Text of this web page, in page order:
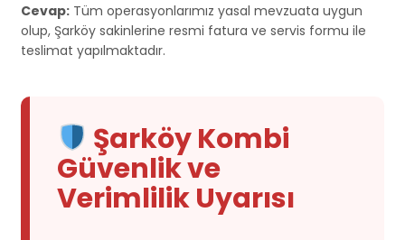
Cevap: Tüm operasyonlarımız yasal mevzuata uygun
olup, Şarköy sakinlerine resmi fatura ve servis formu ile
teslimat yapılmaktadır.
Şarköy Kombi
Güvenlik ve
Verimlilik Uyarısı